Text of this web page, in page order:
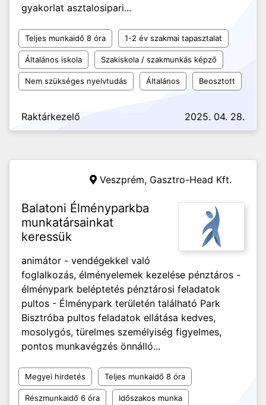
gyakorlat asztalosipari...
Teljes munkaidő 8 óra 1-2 év szakmai tapasztalat
Általános iskola Szakiskola / szakmunkás képző
Nem szükséges nyelvtudás Általános Beosztott
Raktárkezelő 2025. 04. 28.
Veszprém, Gasztro-Head Kft.
Balatoni Élményparkba
munkatársainkat
keressük
animátor - vendégekkel való
foglalkozás, élményelemek kezelése pénztáros -
élménypark beléptetés pénztárosi feladatok
pultos - Élménypark területén található Park
Bisztróba pultos feladatok ellátása kedves,
mosolygós, türelmes személyiség figyelmes,
pontos munkavégzés önnálló...
Megyei hirdetés Teljes munkaidő 8 óra
Részmunkaidő 6 óra Időszakos munka